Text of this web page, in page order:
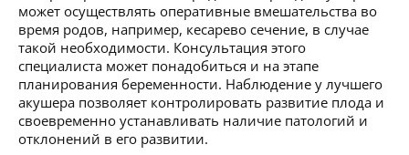
может осуществлять оперативные вмешательства во
время родов, например, кесарево сечение, в случае
такой необходимости. Консультация этого
специалиста может понадобиться и на этапе
планирования беременности. Наблюдение у лучшего
акушера позволяет контролировать развитие плода и
своевременно устанавливать наличие патологий и
отклонений в его развитии.